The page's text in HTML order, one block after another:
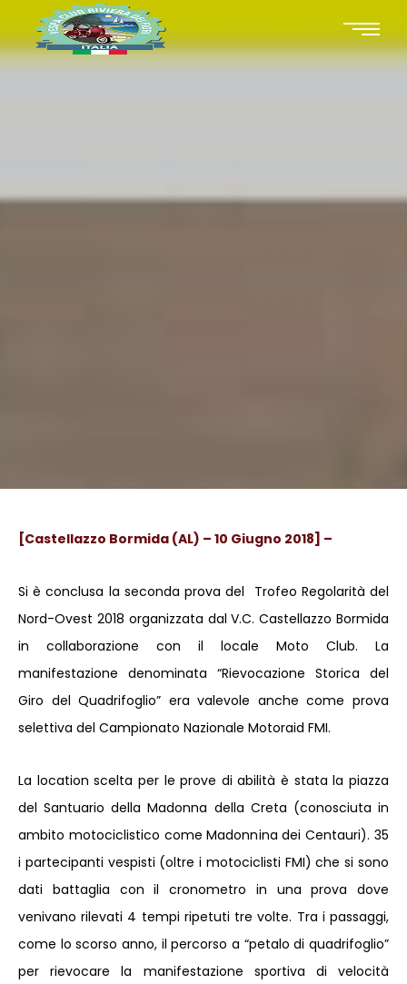
[Castellazzo Bormida (AL) – 10 Giugno 2018] –
Si è conclusa la seconda prova del Trofeo Regolarità del
Nord-Ovest 2018 organizzata dal V.C. Castellazzo Bormida
in collaborazione con il locale Moto Club. La
manifestazione denominata “Rievocazione Storica del
Giro del Quadrifoglio” era valevole anche come prova
selettiva del Campionato Nazionale Motoraid FMI.
La location scelta per le prove di abilità è stata la piazza
del Santuario della Madonna della Creta (conosciuta in
ambito motociclistico come Madonnina dei Centauri). 35
i partecipanti vespisti (oltre i motociclisti FMI) che si sono
dati battaglia con il cronometro in una prova dove
venivano rilevati 4 tempi ripetuti tre volte. Tra i passaggi,
come lo scorso anno, il percorso a “petalo di quadrifoglio”
per rievocare la manifestazione sportiva di velocità